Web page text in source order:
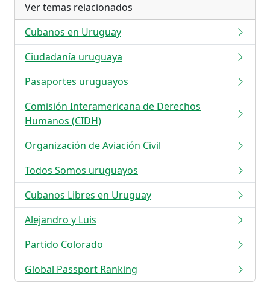
Ver temas relacionados
Cubanos en Uruguay
Ciudadanía uruguaya
Pasaportes uruguayos
Comisión Interamericana de Derechos
Humanos (CIDH)
Organización de Aviación Civil
Todos Somos uruguayos
Cubanos Libres en Uruguay
Alejandro y Luis
Partido Colorado
Global Passport Ranking